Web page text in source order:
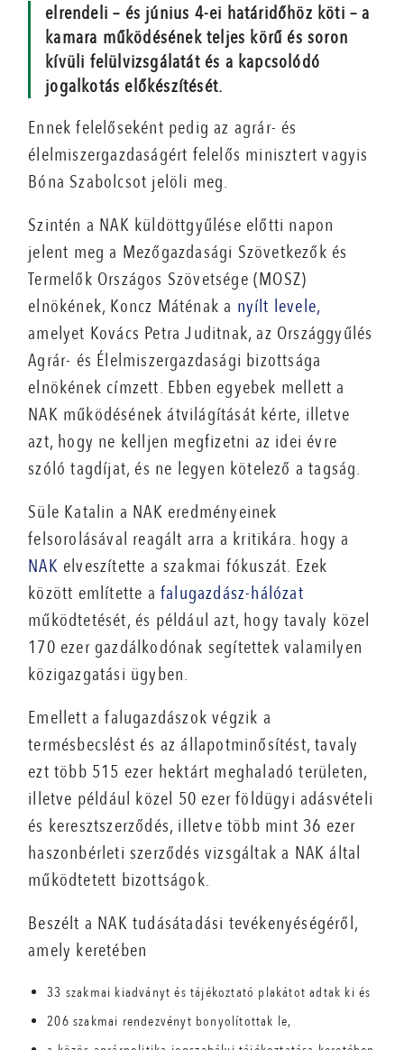
elrendeli – és június 4-ei határidőhöz köti – a
kamara működésének teljes körű és soron
kívüli felülvizsgálatát és a kapcsolódó
jogalkotás előkészítését.
Ennek felelőseként pedig az agrár- és
élelmiszergazdaságért felelős minisztert vagyis
Bóna Szabolcsot jelöli meg.
Szintén a NAK küldöttgyűlése előtti napon
jelent meg a Mezőgazdasági Szövetkezők és
Termelők Országos Szövetsége (MOSZ)
elnökének, Koncz Máténak a nyílt levele,
amelyet Kovács Petra Juditnak, az Országgyűlés
Agrár- és Élelmiszergazdasági bizottsága
elnökének címzett. Ebben egyebek mellett a
NAK működésének átvilágítását kérte, illetve
azt, hogy ne kelljen megfizetni az idei évre
szóló tagdíjat, és ne legyen kötelező a tagság.
Süle Katalin a NAK eredményeinek
felsorolásával reagált arra a kritikára. hogy a
NAK elveszítette a szakmai fókuszát. Ezek
között említette afalugazdász-hálózat
működtetését, és például azt, hogy tavaly közel
170 ezer gazdálkodónak segítettek valamilyen
közigazgatási ügyben.
Emellett a falugazdászok végzik a
termésbecslést és az állapotminősítést, tavaly
ezt több 515 ezer hektárt meghaladó területen,
illetve például közel 50 ezer földügyi adásvételi
és keresztszerződés, illetve több mint 36 ezer
haszonbérleti szerződés vizsgáltak a NAK által
működtetett bizottságok.
Beszélt a NAK tudásátadási tevékenyéségéről,
amely keretében
33 szakmai kiadványt és tájékoztató plakátot adtak ki és
206 szakmai rendezvényt bonyolítottak le,